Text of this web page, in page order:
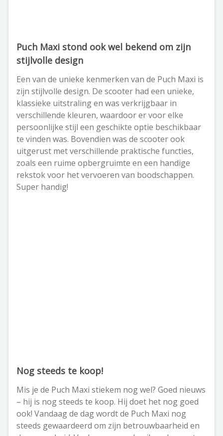
Puch Maxi stond ook wel bekend om zijn
stijlvolle design
Een van de unieke kenmerken van de Puch Maxi is
zijn stijlvolle design. De scooter had een unieke,
klassieke uitstraling en was verkrijgbaar in
verschillende kleuren, waardoor er voor elke
persoonlijke stijl een geschikte optie beschikbaar
te vinden was. Bovendien was de scooter ook
uitgerust met verschillende praktische functies,
zoals een ruime opbergruimte en een handige
rekstok voor het vervoeren van boodschappen.
Super handig!
Nog steeds te koop!
Mis je de Puch Maxi stiekem nog wel? Goed nieuws
– hij is nog steeds te koop. Hij doet het nog goed
ook! Vandaag de dag wordt de Puch Maxi nog
steeds gewaardeerd om zijn betrouwbaarheid en